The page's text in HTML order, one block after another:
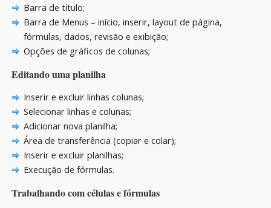
Barra de título;
Barra de Menus – início, inserir, layout de página,
fórmulas, dados, revisão e exibição;
Opções de gráficos de colunas;
Editando uma planilha
Inserir e excluir linhas colunas;
Selecionar linhas e colunas;
Adicionar nova planilha;
Área de transferência (copiar e colar);
Inserir e excluir planilhas;
Execução de fórmulas.
Trabalhando com células e fórmulas